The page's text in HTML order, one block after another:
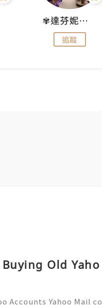
✾達芬妮•愛孩子•愛生活✾
追蹤
Old Yaho
Accounts Yahoo Mail co